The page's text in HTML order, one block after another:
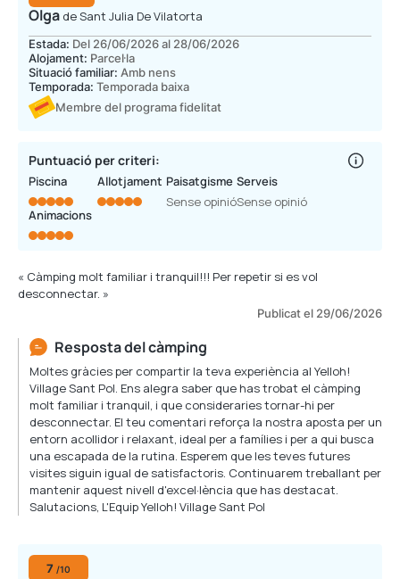
Olga de Sant Julia De Vilatorta
Estada: Del 26/06/2026 al 28/06/2026
Alojament: Parcel·la
Situació familiar: Amb nens
Temporada: Temporada baixa
Membre del programa fidelitat
Puntuació per criteri:
Piscina Allotjament
Paisatgisme
Sense opinió
Serveis
Sense opinió
Animacions
« Càmping molt familiar i tranquil!!! Per repetir si es vol
desconnectar. »
Publicat el 29/06/2026
Resposta del càmping
Moltes gràcies per compartir la teva experiència al Yelloh!
Village Sant Pol. Ens alegra saber que has trobat el càmping
molt familiar i tranquil, i que consideraries tornar-hi per
desconnectar. El teu comentari reforça la nostra aposta per un
entorn acollidor i relaxant, ideal per a famílies i per a qui busca
una escapada de la rutina. Esperem que les teves futures
visites siguin igual de satisfactoris. Continuarem treballant per
mantenir aquest nivell d'excel·lència que has destacat.
Salutacions, L'Equip Yelloh! Village Sant Pol
7 /10